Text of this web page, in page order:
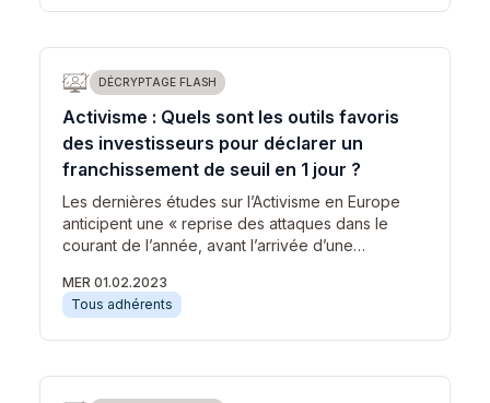
DÉCRYPTAGE FLASH
Activisme : Quels sont les outils favoris
des investisseurs pour déclarer un
franchissement de seuil en 1 jour ?
Les dernières études sur l’Activisme en Europe
anticipent une « reprise des attaques dans le
courant de l’année, avant l’arrivée d’une…
MER 01.02.2023
Tous adhérents